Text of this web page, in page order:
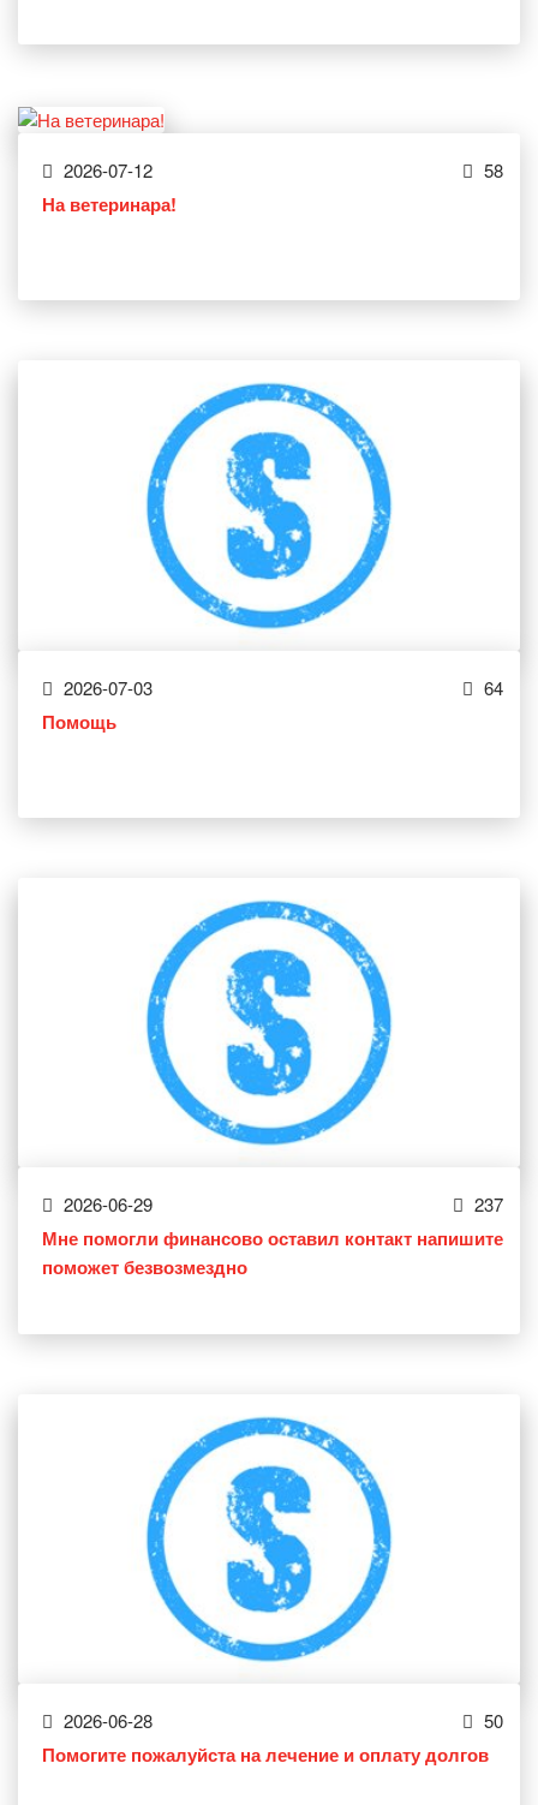
2026-07-12 58
На ветеринара!
2026-07-03 64
Помощь
2026-06-29 237
Мне помогли финансово оставил контакт напишите
поможет безвозмездно
2026-06-28 50
Помогите пожалуйста на лечение и оплату долгов